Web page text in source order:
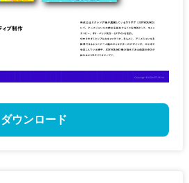
ダウンロード